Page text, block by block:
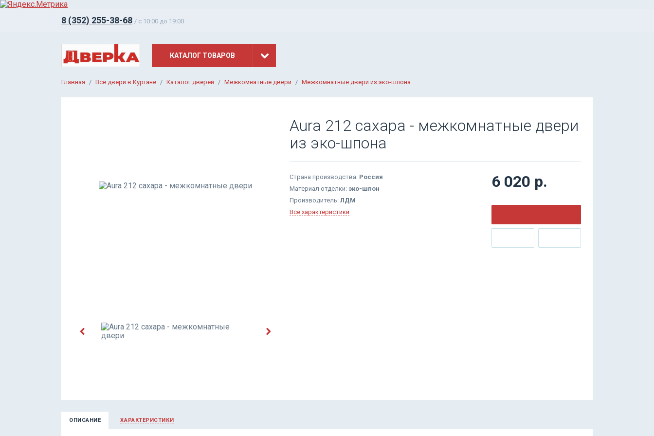
8 (352) 255-38-68 / c 10:00 до 19:00
КАТАЛОГ ТОВАРОВ
Главная Все двери в Кургане Каталог дверей Межкомнатные двери Межкомнатные двери из эко-шпона
Aura 212 сахара - межкомнатные двери
из эко-шпона
Страна производства: Россия
Материал отделки: эко-шпон
Производитель: ЛДМ
Все характеристики
6 020 р.
ОПИСАНИЕ ХАРАКТЕРИСТИКИ